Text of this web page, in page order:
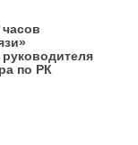
часов
руководителя
по РК